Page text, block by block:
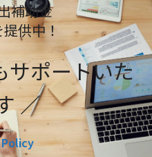
補助金
供中！
サポートいた
／